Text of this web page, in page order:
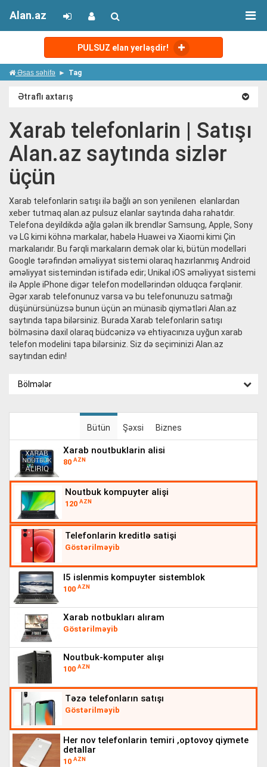
PULSUZ elan yerləşdir!
Alan.az
Əsas səhifə Tag
Ətraflı axtarış
Xarab telefonlarin | Satışı
Alan.az saytında sizlər
üçün
Xarab telefonlarin satışı ilə bağlı ən son yenilenen elanlardan
xeber tutmaq alan.az pulsuz elanlar saytında daha rahatdır.
Telefona deyildikdə ağla gələn ilk brendlər Samsung, Apple, Sony
və LG kimi köhnə markalar, habelə Huawei və Xiaomi kimi Çin
markalarıdır. Bu fərqli markaların demək olar ki, bütün modelləri
Google tərəfindən əməliyyat sistemi olaraq hazırlanmış Android
əməliyyat sistemindən istifadə edir; Unikal iOS əməliyyat sistemi
ilə Apple iPhone digər telefon modellərindən olduqca fərqlənir.
Əgər xarab telefonunuz varsa və bu telefonunuzu satmağı
düşünürsünüzsə bunun üçün ən münasib qiymətləri Alan.az
saytında tapa bilərsiniz. Burada Xarab telefonlarin satışı
bölməsinə daxil olaraq büdcənizə və ehtiyacınıza uyğun xarab
telefon modelini tapa bilərsiniz. Siz də seçiminizi Alan.az
saytından edin!
Bölmələr
Bütün Şəxsi Biznes
xarab noutbuklarin alisi
80 AZN
noutbuk kompuyter alişi
120 AZN
telefonlarin kreditlə satişi
Göstərilməyib
i5 islenmis kompuyter sistemblok
100 AZN
xarab notbukları alıram
Göstərilməyib
noutbuk-komputer alışı
100 AZN
təzə telefonların satışı
Göstərilməyib
her nov telefonlarin temiri ,optovoy qiymete
detallar
10 AZN